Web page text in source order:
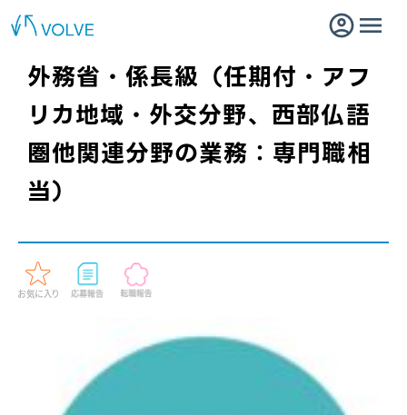
外務省・係長級（任期付・アフ
リカ地域・外交分野、西部仏語
圏他関連分野の業務：専門職相
当）